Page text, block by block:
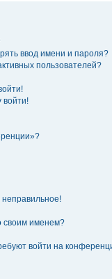
ввод имени и пароля?
пользователей?
войти!
своим именем?
войти на